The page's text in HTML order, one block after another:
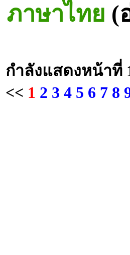
ภาษาไทย (
กำลังแสดงหน้าที่
<< 1 2 3 4 5 6 7 8